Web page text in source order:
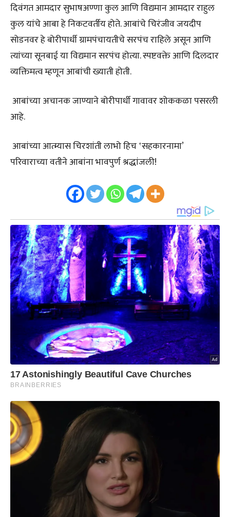
दिवंगत आमदार सुभाषअण्णा कुल आणि विद्यमान आमदार राहुल
कुल यांचे आबा हे निकटवर्तीय होते. आबांचे चिरंजीव जयदीप
सोडनवर हे बोरीपार्धी ग्रामपंचायतीचे सरपंच राहिले असून आणि
त्यांच्या सूनबाई या विद्यमान सरपंच होत्या. स्पष्टवक्ते आणि दिलदार
व्यक्तिमत्व म्हणून आबांची ख्याती होती.
आबांच्या अचानक जाण्याने बोरीपार्धी गावावर शोककळा पसरली
आहे.
आबांच्या आत्म्यास चिरशांती लाभो हिच ‛सहकारनामा’
परिवाराच्या वतीने आबांना भावपुर्ण श्रद्धांजली!